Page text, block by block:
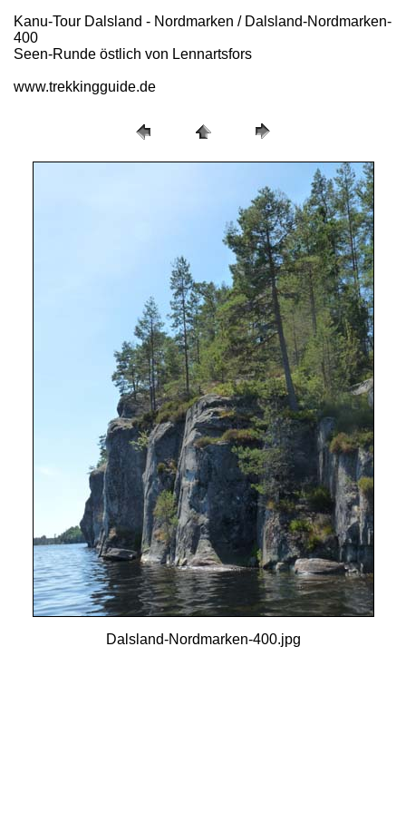
Kanu-Tour Dalsland - Nordmarken / Dalsland-Nordmarken-
400
Seen-Runde östlich von Lennartsfors
www.trekkingguide.de
Dalsland-Nordmarken-400.jpg